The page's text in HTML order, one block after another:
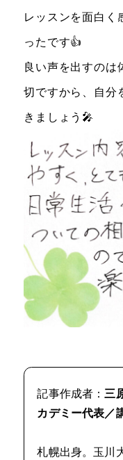
お問い合わせ
レッスンを面白く
ったです👍
良い声を出すのは
切ですから、自分
きましょう🎤
記事作成者：三
カデミー代表／
札幌出身。玉川